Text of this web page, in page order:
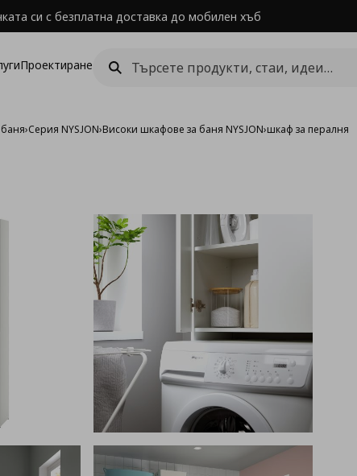
си с безплатна доставка до мобилен хъб
Проектиране
›Серия NYSJON›Високи шкафове за баня NYSJON›шкаф за пералня